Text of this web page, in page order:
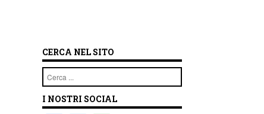
CERCA NEL SITO
Cerca
I NOSTRI SOCIAL